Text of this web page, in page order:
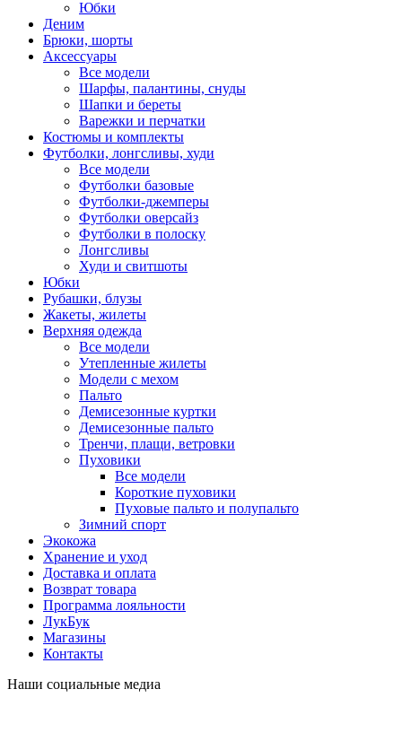
Юбки
Деним
Брюки, шорты
Аксессуары
Все модели
Шарфы, палантины, снуды
Шапки и береты
Варежки и перчатки
Костюмы и комплекты
Футболки, лонгсливы, худи
Все модели
Футболки базовые
Футболки-джемперы
Футболки оверсайз
Футболки в полоску
Лонгсливы
Худи и свитшоты
Юбки
Рубашки, блузы
Жакеты, жилеты
Верхняя одежда
Все модели
Утепленные жилеты
Модели с мехом
Пальто
Демисезонные куртки
Демисезонные пальто
Тренчи, плащи, ветровки
Пуховики
Все модели
Короткие пуховики
Пуховые пальто и полупальто
Зимний спорт
Экокожа
Хранение и уход
Доставка и оплата
Возврат товара
Программа лояльности
ЛукБук
Магазины
Контакты
Наши социальные медиа